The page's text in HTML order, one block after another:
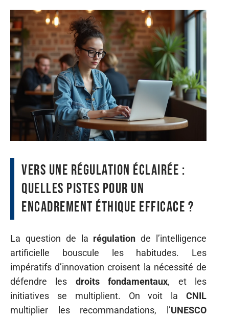
Vers une régulation éclairée :
quelles pistes pour un
encadrement éthique efficace ?
La question de la régulation de l’intelligence
artificielle bouscule les habitudes. Les
impératifs d’innovation croisent la nécessité de
défendre les droits fondamentaux, et les
initiatives se multiplient. On voit la CNIL
multiplier les recommandations, l’UNESCO